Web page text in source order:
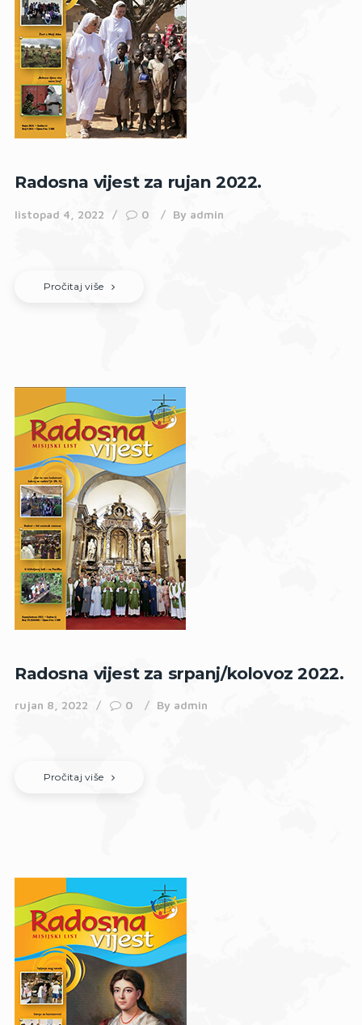
Radosna vijest za rujan 2022.
listopad 4, 2022 0 By admin
Pročitaj više
Radosna vijest za srpanj/kolovoz 2022.
rujan 8, 2022 0 By admin
Pročitaj više